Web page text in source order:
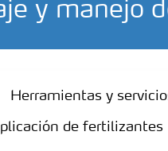
y manejo
Herramientas y
de fertilizantes